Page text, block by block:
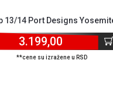
13/14 Port Designs
3.199,00
**cene su izražene u RSD